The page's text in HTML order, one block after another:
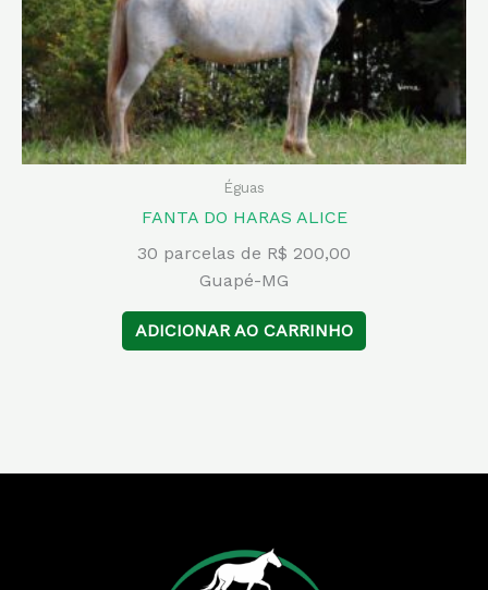
Éguas
FANTA DO HARAS ALICE
30 parcelas de R$ 200,00
Guapé-MG
ADICIONAR AO CARRINHO